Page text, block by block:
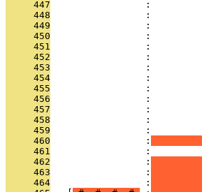
     447
:
     448
:
     449
:
     450
:
     451
:
     452
:
     453
:
     454
:
     455
:
     456
:
     457
:
     458
:
     459
:
     460
                 :
     461
:
     462
                 :
     463
                 :
     464
                 :